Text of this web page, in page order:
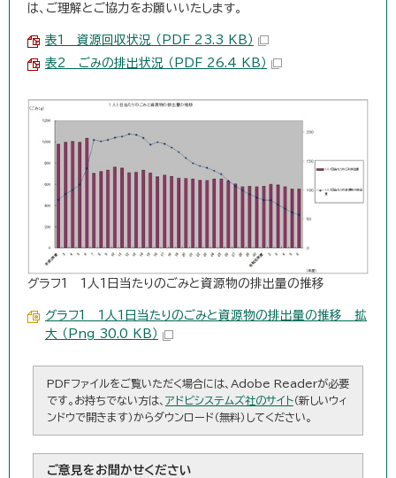
は、ご理解とご協力をお願いいたします。
表1 資源回収状況 （PDF 23.3 KB）
表2 ごみの排出状況 （PDF 26.4 KB）
グラフ1 1人1日当たりのごみと資源物の排出量の推移
グラフ1 1人1日当たりのごみと資源物の排出量の推移 拡
大 （Png 30.0 KB）
PDFファイルをご覧いただく場合には、Adobe Readerが必要
です。お持ちでない方は、 アドビシステムズ社のサイト（新しいウィ
ンドウで開きます）からダウンロード（無料）してください。
ご意見をお聞かせください